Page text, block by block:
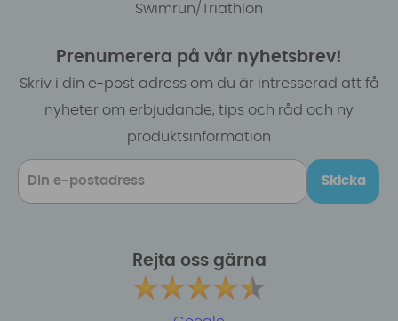
Swimrun/Triathlon
Prenumerera på vår nyhetsbrev!
Skriv i din e-post adress om du är intresserad att få
nyheter om erbjudande, tips och råd och ny
produktsinformation
Skicka
Rejta oss gärna